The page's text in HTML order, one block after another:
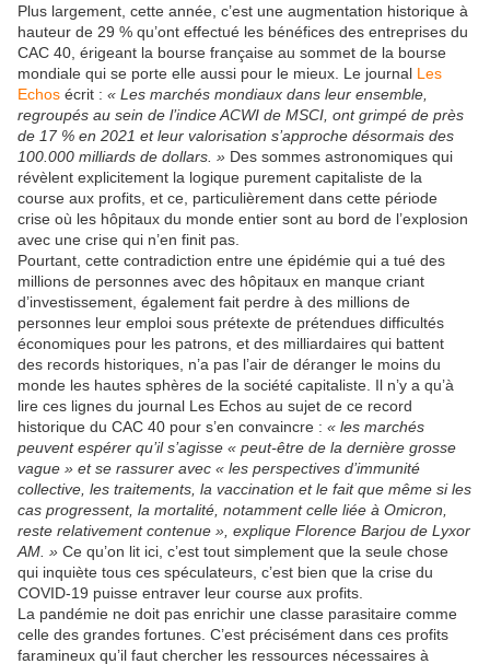
Plus largement, cette année, c’est une augmentation historique à
hauteur de 29 % qu’ont effectué les bénéfices des entreprises du
CAC 40, érigeant la bourse française au sommet de la bourse
mondiale qui se porte elle aussi pour le mieux. Le journal Les
Echos écrit : « Les marchés mondiaux dans leur ensemble,
regroupés au sein de l’indice ACWI de MSCI, ont grimpé de près
de 17 % en 2021 et leur valorisation s’approche désormais des
100.000 milliards de dollars. » Des sommes astronomiques qui
révèlent explicitement la logique purement capitaliste de la
course aux profits, et ce, particulièrement dans cette période
crise où les hôpitaux du monde entier sont au bord de l’explosion
avec une crise qui n’en finit pas.
Pourtant, cette contradiction entre une épidémie qui a tué des
millions de personnes avec des hôpitaux en manque criant
d’investissement, également fait perdre à des millions de
personnes leur emploi sous prétexte de prétendues difficultés
économiques pour les patrons, et des milliardaires qui battent
des records historiques, n’a pas l’air de déranger le moins du
monde les hautes sphères de la société capitaliste. Il n’y a qu’à
lire ces lignes du journal Les Echos au sujet de ce record
historique du CAC 40 pour s’en convaincre : « les marchés
peuvent espérer qu’il s’agisse « peut-être de la dernière grosse
vague » et se rassurer avec « les perspectives d’immunité
collective, les traitements, la vaccination et le fait que même si les
cas progressent, la mortalité, notamment celle liée à Omicron,
reste relativement contenue », explique Florence Barjou de Lyxor
AM. » Ce qu’on lit ici, c’est tout simplement que la seule chose
qui inquiète tous ces spéculateurs, c’est bien que la crise du
COVID-19 puisse entraver leur course aux profits.
La pandémie ne doit pas enrichir une classe parasitaire comme
celle des grandes fortunes. C’est précisément dans ces profits
faramineux qu’il faut chercher les ressources nécessaires à